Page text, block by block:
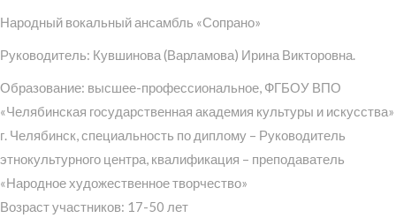
Народный вокальный ансамбль «Сопрано»
Руководитель: Кувшинова (Варламова) Ирина Викторовна.
Образование: высшее-профессиональное, ФГБОУ ВПО
«Челябинская государственная академия культуры и искусства»
г. Челябинск, специальность по диплому – Руководитель
этнокультурного центра, квалификация – преподаватель
«Народное художественное творчество»
Возраст участников: 17-50 лет